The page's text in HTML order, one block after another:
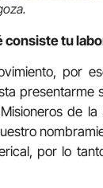
consiste tu
por
presentarme
de la
por lo